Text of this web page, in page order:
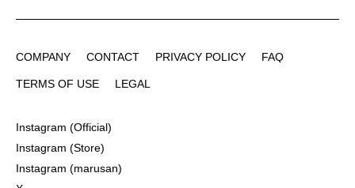
COMPANY
CONTACT
PRIVACY POLICY
FAQ
TERMS OF USE
LEGAL
Instagram (Official)
Instagram (Store)
Instagram (marusan)